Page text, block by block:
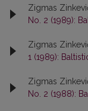
Zigmas
No. 2 (1989):
Zigmas
1 (1989):
Zigmas
No. 2 (1988):